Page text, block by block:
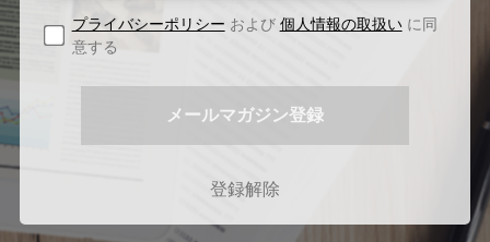
プライバシーポリシー および 個人情報の取扱いに同
意する
登録解除